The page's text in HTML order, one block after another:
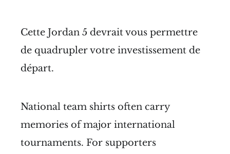
Cette Jordan 5 devrait vous permettre
de quadrupler votre investissement de
départ.
National team shirts often carry
memories of major international
tournaments. For supporters